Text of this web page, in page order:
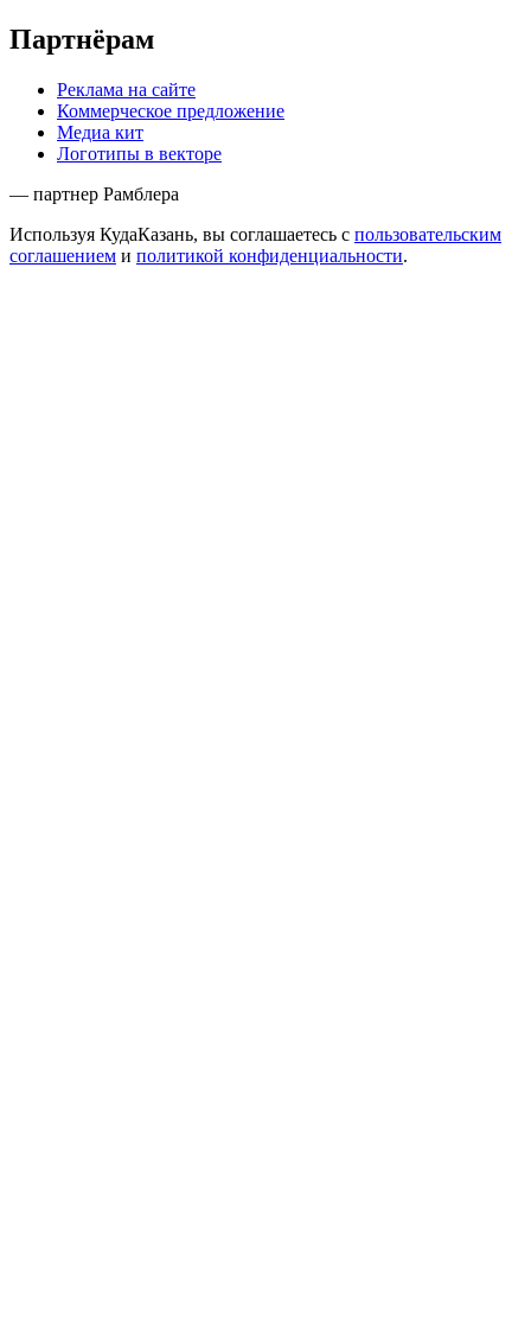
Партнёрам
Реклама на сайте
Коммерческое предложение
Медиа кит
Логотипы в векторе
— партнер Рамблера
Используя КудаКазань, вы соглашаетесь с пользовательским
соглашением и политикой конфиденциальности.